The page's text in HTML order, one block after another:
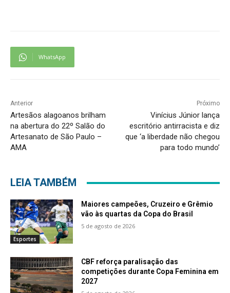
WhatsApp
Anterior
Artesãos alagoanos brilham
na abertura do 22º Salão do
Artesanato de São Paulo –
AMA
Próximo
Vinícius Júnior lança
escritório antirracista e diz
que ‘a liberdade não chegou
para todo mundo’
LEIA TAMBÉM
Esportes
Maiores campeões, Cruzeiro e Grêmio
vão às quartas da Copa do Brasil
5 de agosto de 2026
CBF reforça paralisação das
competições durante Copa Feminina em
2027